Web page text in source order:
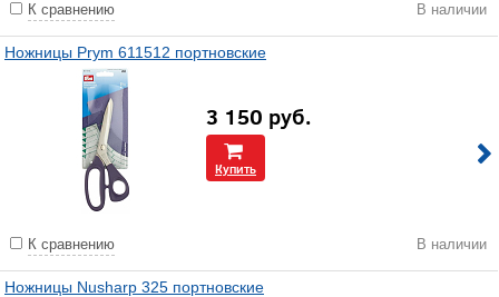
К сравнению В наличии
Ножницы Prym 611512 портновские
3 150 руб.
Купить
К сравнению В наличии
Ножницы Nusharp 325 портновские